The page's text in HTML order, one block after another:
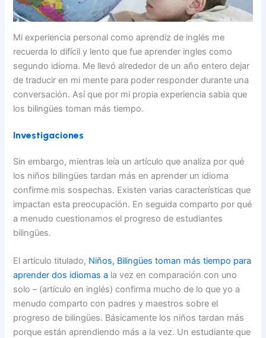
Mi experiencia personal como aprendiz de inglés me
recuerda lo difícil y lento que fue aprender ingles como
segundo idioma. Me llevó alrededor de un año entero dejar
de traducir en mi mente para poder responder durante una
conversación. Así que por mi propia experiencia sabia que
los bilingües toman más tiempo.
Investigaciones
Sin embargo, mientras leía un artículo que analiza por qué
los niños bilingües tardan más en aprender un idioma
confirme mis sospechas. Existen varias características que
impactan esta preocupación. En seguida comparto por qué
a menudo cuestionamos el progreso de estudiantes
bilingües.
El artículo titulado, Niños, Bilingües toman más tiempo para
aprender dos idiomas a la vez en comparación con uno
solo – (artículo en inglés) confirma mucho de lo que yo a
menudo comparto con padres y maestros sobre el
progreso de bilingües. Básicamente los niños tardan más
porque están aprendiendo más a la vez. Un estudiante que